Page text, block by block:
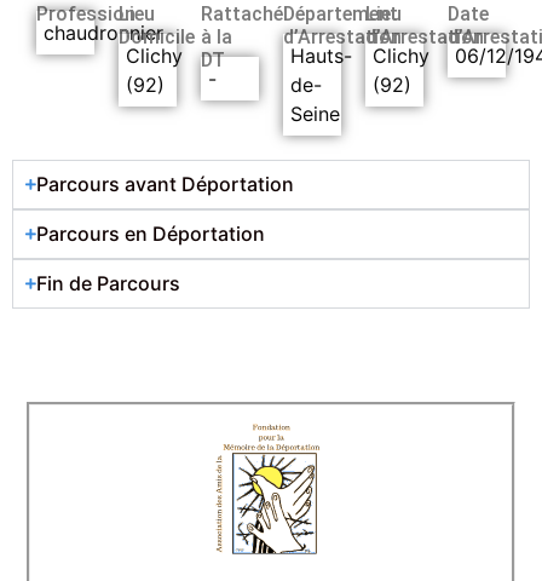
Profession
chaudronnier
Lieu
Domicile
Clichy
(92)
Rattaché
à la
DT
-
Département
d’Arrestation
Hauts-
de-
Seine
Lieu
d’Arrestation
Clichy
(92)
Date
06/12/
Parcours avant Déportation
Parcours en Déportation
Fin de Parcours